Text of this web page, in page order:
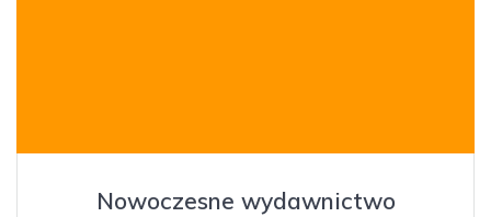
Nowoczesne wydawnictwo